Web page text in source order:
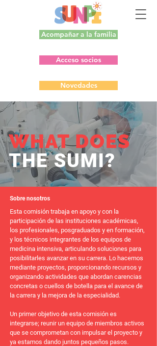
Acompañar a la familia
Acceso socios
Novedades
WHAT DOES
THE SUMI?
Sobre nosotros
Esta comisión trabaja en apoyo y con la
participación de las instituciones académicas,
los profesionales, posgraduados y en formación,
y los técnicos integrantes de los equipos de
medicina intensiva, articulando soluciones para
posibilitarles avanzar en su carrera. Lo hacemos
mediante proyectos, proporcionando recursos y
organizando actividades que abordan carencias
concretas o cuellos de botella para el avance de
la carrera y la mejora de la especialidad.
Un primer objetivo de esta comisión es
integrarse; reunir un equipo de miembros activos
que se comprometan con impulsar el proyecto y
ya estamos dando juntos pequeños pasos.